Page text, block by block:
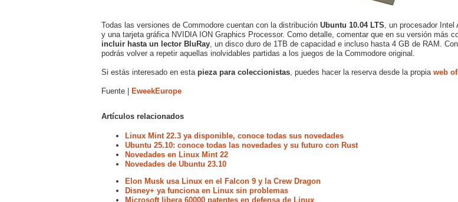
Todas las versiones de Commodore cuentan con la distribución Ubuntu 10.04 LTS , un procesador
y una tarjeta gráfica NVIDIA ION Graphics Processor. Como detalle, comentar que en su versión más
incluir hasta un lector BluRay , un disco duro de 1TB de capacidad e incluso hasta 4 GB de RAM.
podrás volver a repetir aquellas inolvidables partidas a los juegos de la Commodore original.
Si estás interesado en esta pieza para coleccionistas , puedes hacer la reserva desde la propia web
Fuente | EweekEurope
Artículos relacionados
Linux Mint 22.3 ya disponible, conoce todas sus novedades
Ubuntu 25.10: conoce todas las novedades y su futuro con Rust
Novedades en Linux Mint 22
Novedades de Ubuntu 23.10
Elon Musk usa Linux en el Falcon 9 y la Crew Dragon
Disney+ ya funciona en Linux sin problemas
Microsoft libera 60000 patentes en defensa de Linux